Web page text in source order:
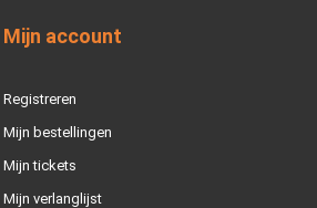
Mijn account
Registreren
Mijn bestellingen
Mijn tickets
Mijn verlanglijst